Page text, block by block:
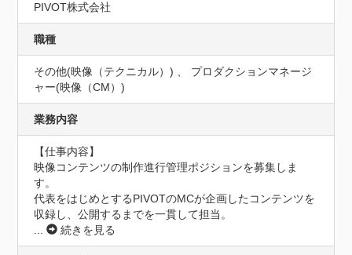
PIVOT株式会社
職種
その他(映像（テクニカル）) 、 プロダクションマネージ
ャー(映像（CM）)
業務内容
【仕事内容】
映像コンテンツの制作進行管理ポジションを募集しま
す。
代表をはじめとするPIVOTのMCが企画したコンテンツを
収録し、公開するまでを一貫して担当。
...
続きを見る